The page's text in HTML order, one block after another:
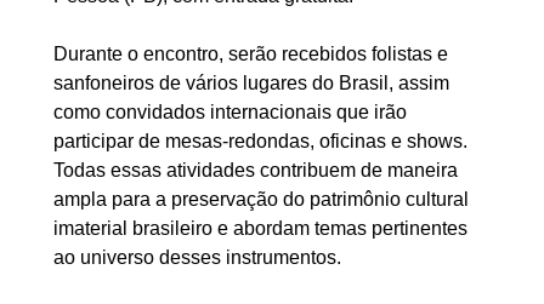
Durante o encontro, serão recebidos folistas e
sanfoneiros de vários lugares do Brasil, assim
como convidados internacionais que irão
participar de mesas-redondas, oficinas e shows.
Todas essas atividades contribuem de maneira
ampla para a preservação do patrimônio cultural
imaterial brasileiro e abordam temas pertinentes
ao universo desses instrumentos.